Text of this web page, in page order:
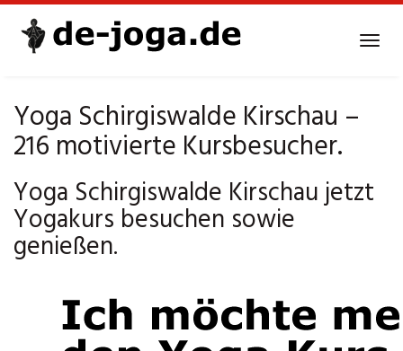
Yoga Schirgiswalde Kirschau –
216 motivierte Kursbesucher.
Yoga Schirgiswalde Kirschau jetzt
Yogakurs besuchen sowie
genießen.